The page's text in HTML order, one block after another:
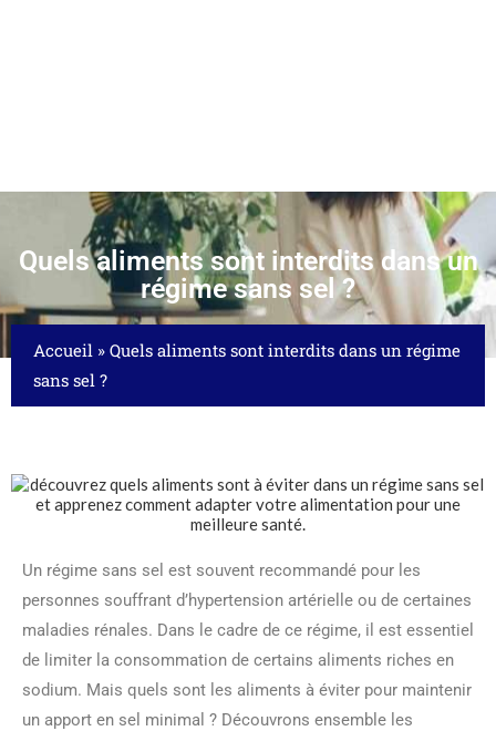
Quels aliments sont interdits dans un
régime sans sel ?
Accueil » Quels aliments sont interdits dans un régime
sans sel ?
Un régime sans sel est souvent recommandé pour les
personnes souffrant d’hypertension artérielle ou de certaines
maladies rénales. Dans le cadre de ce régime, il est essentiel
de limiter la consommation de certains aliments riches en
sodium. Mais quels sont les aliments à éviter pour maintenir
un apport en sel minimal ? Découvrons ensemble les